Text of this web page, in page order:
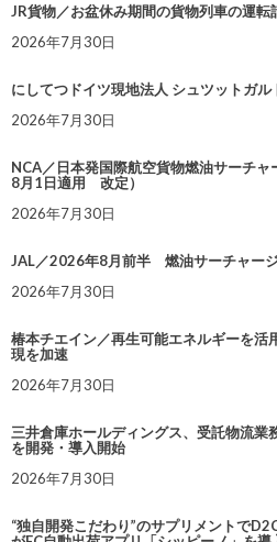
JR貨物／お盆休み期間の貨物列車の運転
2026年7月30日
にしてつドイツ現地法人 シュツットガ
2026年7月30日
NCA／日本発国際航空貨物燃油サーチ
8月1日適用 改定）
2026年7月30日
JAL／2026年8月前半 燃油サーチャー
2026年7月30日
椿本チエイン／再生可能エネルギーを活
現を加速
2026年7月30日
三井倉庫ホールディングス、受託物流業
を開発・導入開始
2026年7月30日
“独自開発こだわり”のサプリメントで